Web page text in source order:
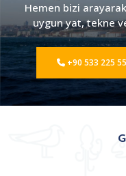
Hemen bizi
uygun yat, tekne
+90 533 225